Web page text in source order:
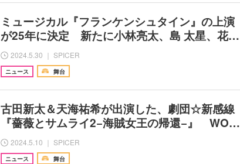
ミュージカル『フランケンシュタイン』の上演
が25年に決定 新たに小林亮太、島 太星、花…
2024.5.30 ｜ SPICER
ニュース 舞台
古田新太＆天海祐希が出演した、劇団☆新感線
『薔薇とサムライ2−海賊女王の帰還−』 WO…
2024.5.10 ｜ SPICER
ニュース 舞台